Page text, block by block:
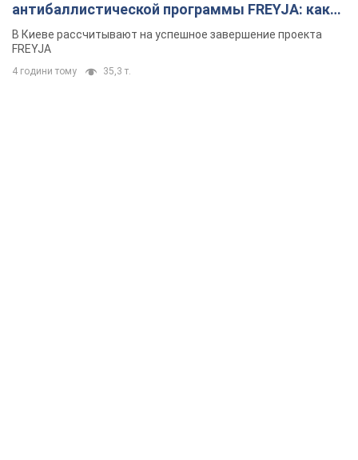
антибаллистической программы FREYJA: какие
решения готовятся
В Киеве рассчитывают на успешное завершение проекта
FREYJA
4 години тому 35,3 т.